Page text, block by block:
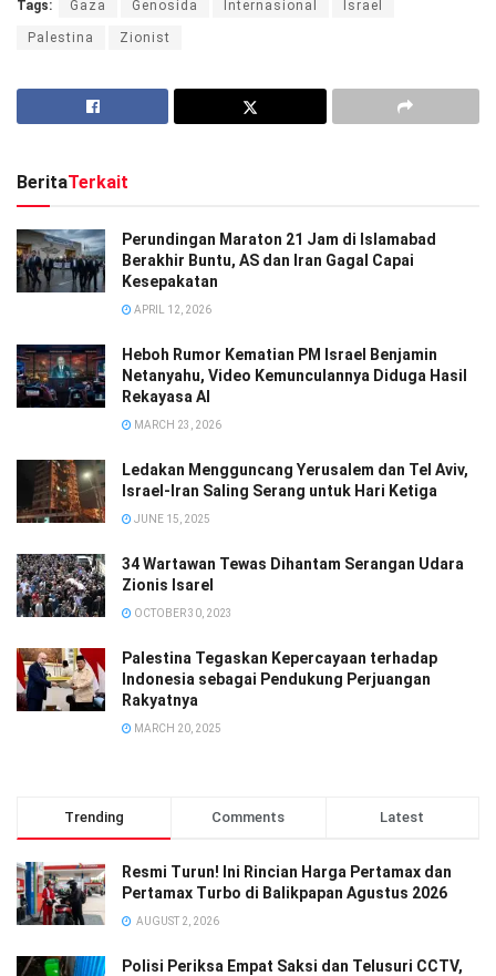
Tags: Gaza Genosida Internasional Israel
Palestina Zionist
BeritaTerkait
Perundingan Maraton 21 Jam di Islamabad
Berakhir Buntu, AS dan Iran Gagal Capai
Kesepakatan
APRIL 12, 2026
Heboh Rumor Kematian PM Israel Benjamin
Netanyahu, Video Kemunculannya Diduga Hasil
Rekayasa AI
MARCH 23, 2026
Ledakan Mengguncang Yerusalem dan Tel Aviv,
Israel-Iran Saling Serang untuk Hari Ketiga
JUNE 15, 2025
34 Wartawan Tewas Dihantam Serangan Udara
Zionis Isarel
OCTOBER 30, 2023
Palestina Tegaskan Kepercayaan terhadap
Indonesia sebagai Pendukung Perjuangan
Rakyatnya
MARCH 20, 2025
Trending Comments Latest
Resmi Turun! Ini Rincian Harga Pertamax dan
Pertamax Turbo di Balikpapan Agustus 2026
AUGUST 2, 2026
Polisi Periksa Empat Saksi dan Telusuri CCTV,